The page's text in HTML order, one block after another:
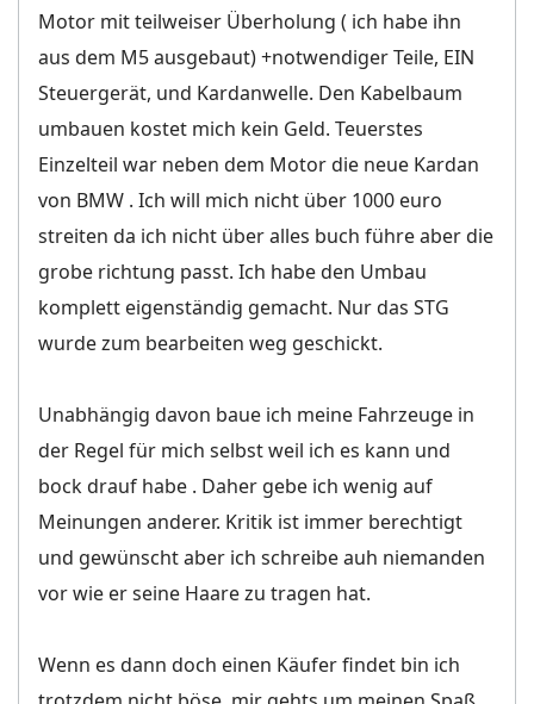
Motor mit teilweiser Überholung ( ich habe ihn
aus dem M5 ausgebaut) +notwendiger Teile, EIN
Steuergerät, und Kardanwelle. Den Kabelbaum
umbauen kostet mich kein Geld. Teuerstes
Einzelteil war neben dem Motor die neue Kardan
von BMW . Ich will mich nicht über 1000 euro
streiten da ich nicht über alles buch führe aber die
grobe richtung passt. Ich habe den Umbau
komplett eigenständig gemacht. Nur das STG
wurde zum bearbeiten weg geschickt.
Unabhängig davon baue ich meine Fahrzeuge in
der Regel für mich selbst weil ich es kann und
bock drauf habe . Daher gebe ich wenig auf
Meinungen anderer. Kritik ist immer berechtigt
und gewünscht aber ich schreibe auh niemanden
vor wie er seine Haare zu tragen hat.
Wenn es dann doch einen Käufer findet bin ich